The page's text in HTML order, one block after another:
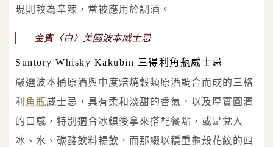
現則較為辛辣，常被應用於調酒。
金賓〈白〉美國波本威士忌
Suntory Whisky Kakubin 三得利角瓶威士忌
嚴選波本桶原酒與中度焙燒穀類原酒調合而成的三格
利 角瓶威士忌，具有柔和淡甜的香氣，以及厚實圓潤
的口感，特別適合冰鎮後拿來搭配餐點，或是兌入
冰、水、碳酸飲料暢飲，而那綴以穩重龜殼花紋的四